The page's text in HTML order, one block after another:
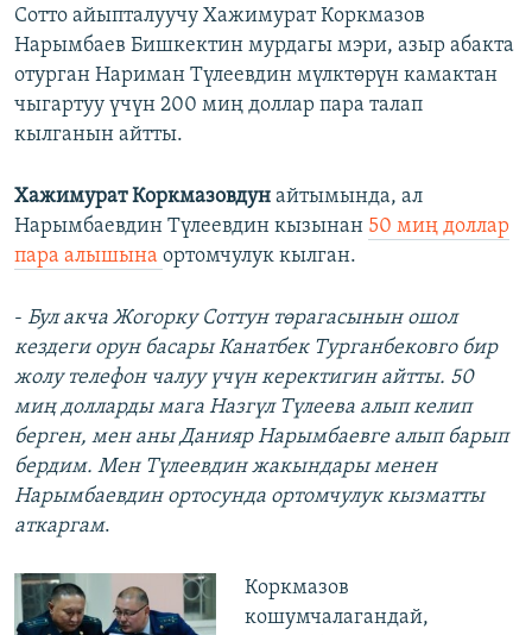
Сотто айыпталуучу Хажимурат Коркмазов
Нарымбаев Бишкектин мурдагы мэри, азыр абакта
отурган Нариман Түлеевдин мүлктөрүн камактан
чыгартуу үчүн 200 миң доллар пара талап
кылганын айтты.
Хажимурат Коркмазовдун айтымында, ал
Нарымбаевдин Түлеевдин кызынан 50 миң доллар
пара алышына ортомчулук кылган.
- Бул акча Жогорку Соттун төрагасынын ошол
кездеги орун басары Канатбек Турганбековго бир
жолу телефон чалуу үчүн керектигин айтты. 50
миң долларды мага Назгүл Түлеева алып келип
берген, мен аны Данияр Нарымбаевге алып барып
бердим. Мен Түлеевдин жакындары менен
Нарымбаевдин ортосунда ортомчулук кызматты
аткаргам.
Коркмазов
кошумчалагандай,